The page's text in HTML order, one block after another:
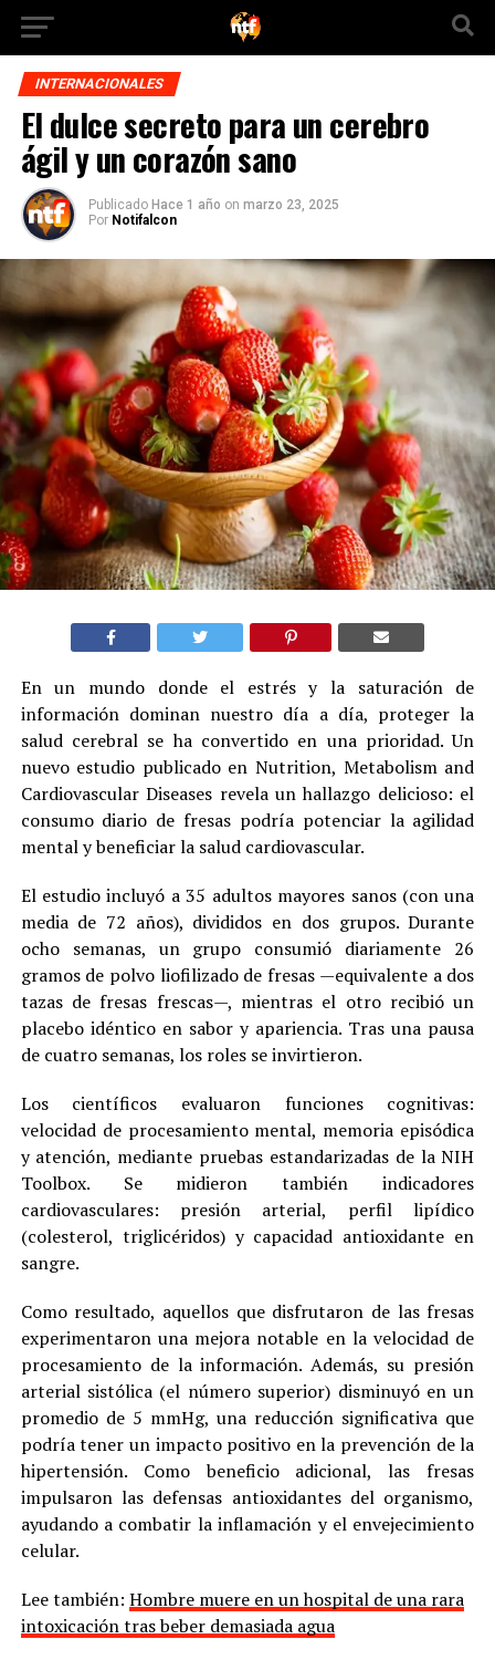
INTERNACIONALES
El dulce secreto para un cerebro
ágil y un corazón sano
Publicado Hace 1 año on marzo 23, 2025
Por Notifalcon
En un mundo donde el estrés y la saturación de
información dominan nuestro día a día, proteger la
salud cerebral se ha convertido en una prioridad. Un
nuevo estudio publicado en Nutrition, Metabolism and
Cardiovascular Diseases revela un hallazgo delicioso: el
consumo diario de fresas podría potenciar la agilidad
mental y beneficiar la salud cardiovascular.
El estudio incluyó a 35 adultos mayores sanos (con una
media de 72 años), divididos en dos grupos. Durante
ocho semanas, un grupo consumió diariamente 26
gramos de polvo liofilizado de fresas —equivalente a dos
tazas de fresas frescas—, mientras el otro recibió un
placebo idéntico en sabor y apariencia. Tras una pausa
de cuatro semanas, los roles se invirtieron.
Los científicos evaluaron funciones cognitivas:
velocidad de procesamiento mental, memoria episódica
y atención, mediante pruebas estandarizadas de la NIH
Toolbox. Se midieron también indicadores
cardiovasculares: presión arterial, perfil lipídico
(colesterol, triglicéridos) y capacidad antioxidante en
sangre.
Como resultado, aquellos que disfrutaron de las fresas
experimentaron una mejora notable en la velocidad de
procesamiento de la información. Además, su presión
arterial sistólica (el número superior) disminuyó en un
promedio de 5 mmHg, una reducción significativa que
podría tener un impacto positivo en la prevención de la
hipertensión. Como beneficio adicional, las fresas
impulsaron las defensas antioxidantes del organismo,
ayudando a combatir la inflamación y el envejecimiento
celular.
Lee también: Hombre muere en un hospital de una rara
intoxicación tras beber demasiada agua